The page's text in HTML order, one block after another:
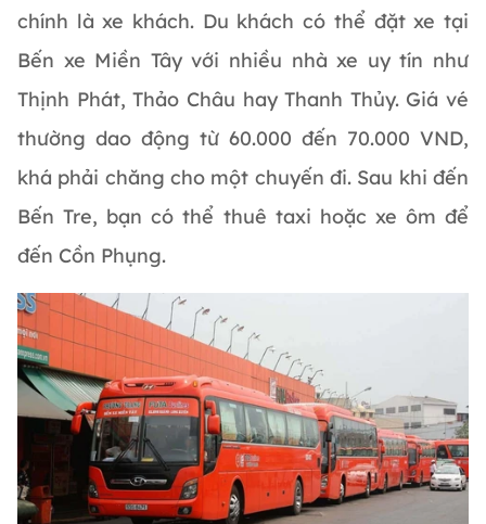
chính là xe khách. Du khách có thể đặt xe tại
Bến xe Miền Tây với nhiều nhà xe uy tín như
Thịnh Phát, Thảo Châu hay Thanh Thủy. Giá vé
thường dao động từ 60.000 đến 70.000 VND,
khá phải chăng cho một chuyến đi. Sau khi đến
Bến Tre, bạn có thể thuê taxi hoặc xe ôm để
đến Cồn Phụng.